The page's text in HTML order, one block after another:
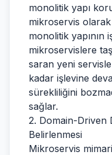
monolitik yapı
mikroservis
monolitik yapının
mikroservislere
saran yeni
kadar işlevine
sürekliliğini
sağlar.
2. Domain-Driven
Belirlenmesi
Mikroservis